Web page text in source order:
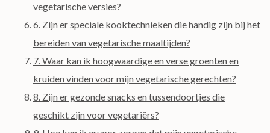
vegetarische versies?
6. Zijn er speciale kooktechnieken die handig zijn bij het
bereiden van vegetarische maaltijden?
7. Waar kan ik hoogwaardige en verse groenten en
kruiden vinden voor mijn vegetarische gerechten?
8. Zijn er gezonde snacks en tussendoortjes die
geschikt zijn voor vegetariërs?